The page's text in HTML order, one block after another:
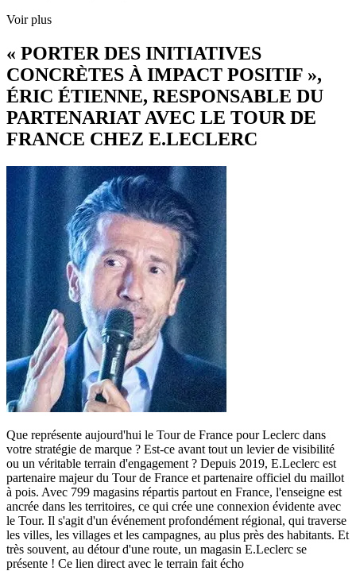
Voir plus
« PORTER DES INITIATIVES
CONCRÈTES À IMPACT POSITIF »,
ÉRIC ÉTIENNE, RESPONSABLE DU
PARTENARIAT AVEC LE TOUR DE
FRANCE CHEZ E.LECLERC
Que représente aujourd'hui le Tour de France pour Leclerc dans
votre stratégie de marque ? Est-ce avant tout un levier de visibilité
ou un véritable terrain d'engagement ? Depuis 2019, E.Leclerc est
partenaire majeur du Tour de France et partenaire officiel du maillot
à pois. Avec 799 magasins répartis partout en France, l'enseigne est
ancrée dans les territoires, ce qui crée une connexion évidente avec
le Tour. Il s'agit d'un événement profondément régional, qui traverse
les villes, les villages et les campagnes, au plus près des habitants. Et
très souvent, au détour d'une route, un magasin E.Leclerc se
présente ! Ce lien direct avec le terrain fait écho